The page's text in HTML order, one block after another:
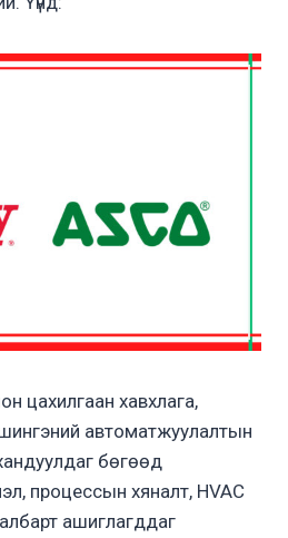
цахилгаан хавхлага,
автоматжуулалтын
бөгөөд
процессын хяналт, HVAC
ашиглагддаг